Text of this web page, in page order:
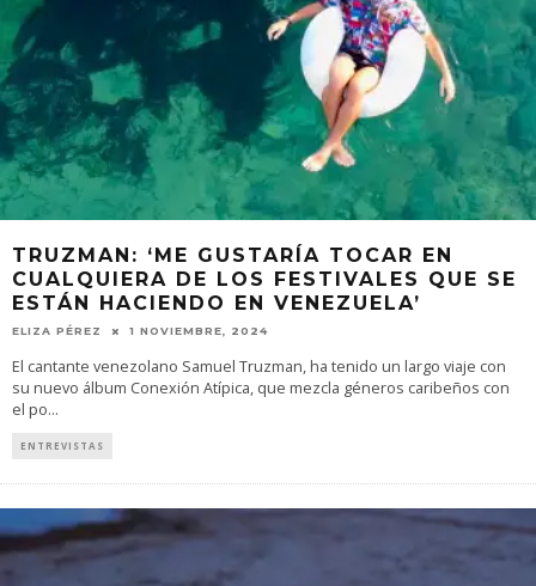
TRUZMAN: ‘ME GUSTARÍA TOCAR EN
CUALQUIERA DE LOS FESTIVALES QUE SE
ESTÁN HACIENDO EN VENEZUELA’
ELIZA PÉREZ 1 NOVIEMBRE, 2024
El cantante venezolano Samuel Truzman, ha tenido un largo viaje con
su nuevo álbum Conexión Atípica, que mezcla géneros caribeños con
el po...
ENTREVISTAS